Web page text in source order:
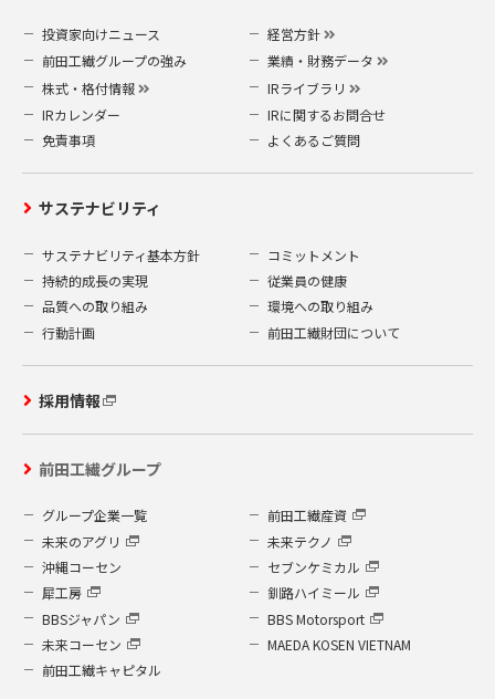
投資家向けニュース
経営方針
前田工繊グループの強み
業績・財務データ
株式・格付情報
IRライブラリ
IRカレンダー
IRに関するお問合せ
免責事項
よくあるご質問
サステナビリティ
サステナビリティ基本方針
コミットメント
持続的成長の実現
従業員の健康
品質への取り組み
環境への取り組み
行動計画
前田工繊財団について
採用情報
前田工繊グループ
グループ企業一覧
前田工繊産資
未来のアグリ
未来テクノ
沖縄コーセン
セブンケミカル
犀工房
釧路ハイミール
BBSジャパン
BBS Motorsport
未来コーセン
MAEDA KOSEN VIETNAM
前田工繊キャピタル